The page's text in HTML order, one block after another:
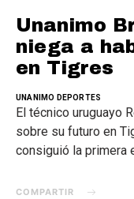
Unanimo
niega a
en Tigres
UNANIMO DEPORTES
El técnico uruguayo
sobre su futuro en
consiguió la primera
COMPARTIR